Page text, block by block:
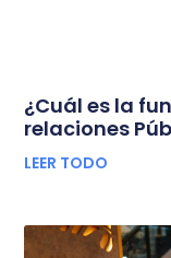
¿Cuál es la
relaciones
LEER TODO